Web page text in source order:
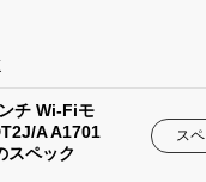
チ Wi-Fiモ
A A1701
スペック
ス